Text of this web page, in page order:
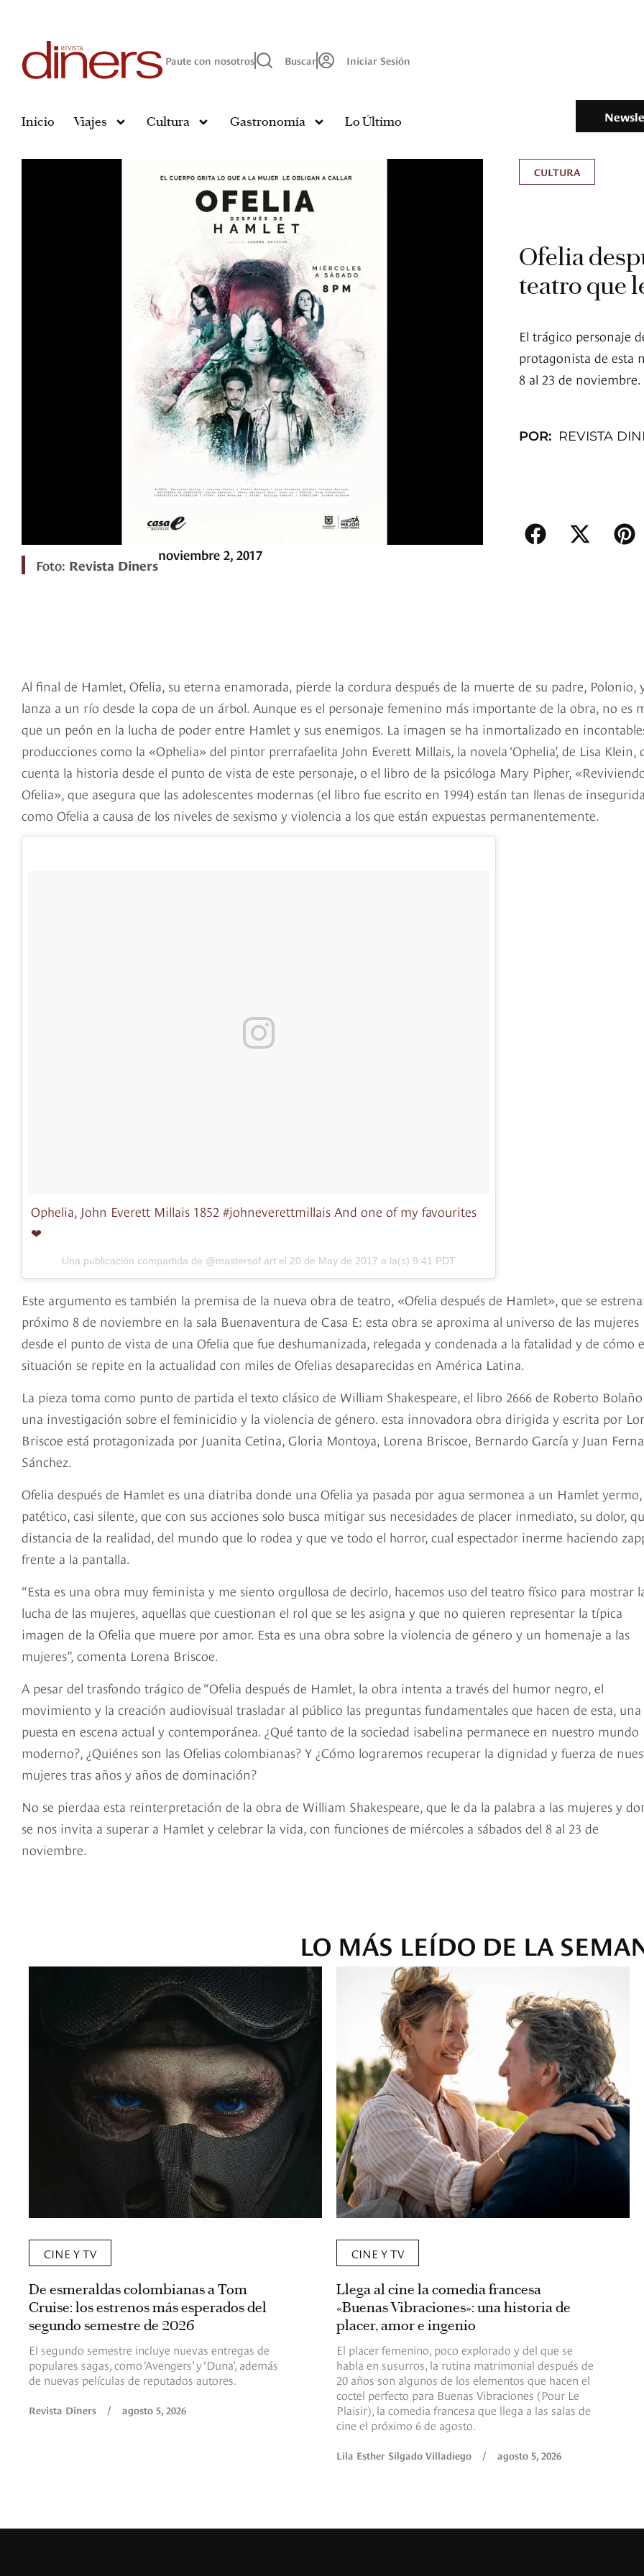
Paute con nosotros Buscar Iniciar Sesión
Inicio Viajes Cultura Gastronomía Lo Último
Foto: Revista Diners
noviembre 2, 2017
CULTURA
Ofelia
teatro que
El trágico personaje
protagonista de esta
8 al 23 de noviembre.
POR: REVISTA
Al final de Hamlet, Ofelia, su eterna enamorada, pierde la cordura después de la muerte de su padre, Polonio,
lanza a un río desde la copa de un árbol. Aunque es el personaje femenino más importante de la obra, no es
que un peón en la lucha de poder entre Hamlet y sus enemigos. La imagen se ha inmortalizado en
producciones como la «Ophelia» del pintor prerrafaelita John Everett Millais, la novela ‘Ophelia’, de Lisa Klein,
cuenta la historia desde el punto de vista de este personaje, o el libro de la psicóloga Mary Pipher,
Ofelia», que asegura que las adolescentes modernas (el libro fue escrito en 1994) están tan llenas de
como Ofelia a causa de los niveles de sexismo y violencia a los que están expuestas permanentemente.
Ophelia, John Everett Millais 1852 #johneverettmillais And one of my favourites
❤
Una publicación compartida de @mastersof.art el 20 de May de 2017 a la(s) 9:41 PDT
Este argumento es también la premisa de la nueva obra de teatro, «Ofelia después de Hamlet», que se
próximo 8 de noviembre en la sala Buenaventura de Casa E: esta obra se aproxima al universo de las mujeres
desde el punto de vista de una Ofelia que fue deshumanizada, relegada y condenada a la fatalidad y de cómo
situación se repite en la actualidad con miles de Ofelias desaparecidas en América Latina.
La pieza toma como punto de partida el texto clásico de William Shakespeare, el libro 2666 de Roberto
una investigación sobre el feminicidio y la violencia de género. esta innovadora obra dirigida y escrita por
Briscoe está protagonizada por Juanita Cetina, Gloria Montoya, Lorena Briscoe, Bernardo García y Juan
Sánchez.
Ofelia después de Hamlet es una diatriba donde una Ofelia ya pasada por agua sermonea a un Hamlet yermo,
patético, casi silente, que con sus acciones solo busca mitigar sus necesidades de placer inmediato, su dolor,
distancia de la realidad, del mundo que lo rodea y que ve todo el horror, cual espectador inerme haciendo
frente a la pantalla.
“Esta es una obra muy feminista y me siento orgullosa de decirlo, hacemos uso del teatro físico para mostrar
lucha de las mujeres, aquellas que cuestionan el rol que se les asigna y que no quieren representar la típica
imagen de la Ofelia que muere por amor. Esta es una obra sobre la violencia de género y un homenaje a las
mujeres”, comenta Lorena Briscoe.
A pesar del trasfondo trágico de “Ofelia después de Hamlet, la obra intenta a través del humor negro, el
movimiento y la creación audiovisual trasladar al público las preguntas fundamentales que hacen de esta, una
puesta en escena actual y contemporánea. ¿Qué tanto de la sociedad isabelina permanece en nuestro mundo
moderno?, ¿Quiénes son las Ofelias colombianas? Y ¿Cómo lograremos recuperar la dignidad y fuerza de
mujeres tras años y años de dominación?
No se pierdaa esta reinterpretación de la obra de William Shakespeare, que le da la palabra a las mujeres y
se nos invita a superar a Hamlet y celebrar la vida, con funciones de miércoles a sábados del 8 al 23 de
noviembre.
LO MÁS LEÍDO DE LA
CINE Y TV
De esmeraldas colombianas a Tom
Cruise: los estrenos más esperados del
segundo semestre de 2026
El segundo semestre incluye nuevas entregas de
populares sagas, como ‘Avengers’ y ‘Duna’, además
de nuevas películas de reputados autores.
Revista Diners / agosto 5, 2026
CINE Y TV
Llega al cine la comedia francesa
«Buenas Vibraciones»: una historia de
placer, amor e ingenio
El placer femenino, poco explorado y del que se
habla en susurros, la rutina matrimonial después de
20 años son algunos de los elementos que hacen el
coctel perfecto para Buenas Vibraciones (Pour Le
Plaisir), la comedia francesa que llega a las salas de
cine el próximo 6 de agosto.
Lila Esther Silgado Villadiego / agosto 5, 2026